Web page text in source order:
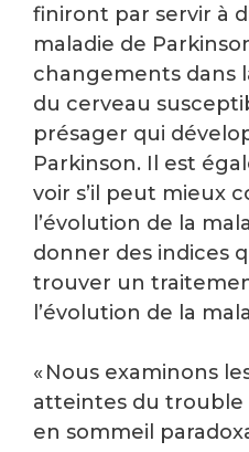
finiront par servir à
maladie de
changements dans
du cerveau
présager qui
Parkinson. Il est
voir s’il peut mieux
l’évolution de la
donner des indices
trouver un
l’évolution de la
« Nous examinons
atteintes du trouble
en sommeil